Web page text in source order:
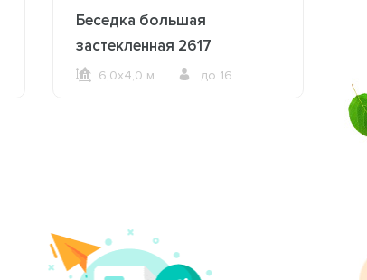
Беседка большая
застекленная 2617
6,0х4,0 м. до 16